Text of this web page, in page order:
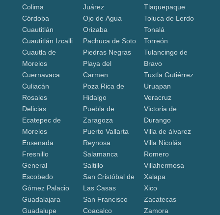
Colima
Córdoba
Cuautitlán
Cuautitlán Izcalli
Cuautla de
Morelos
Cuernavaca
Culiacán
Rosales
Delicias
Ecatepec de
Morelos
Ensenada
Fresnillo
General
Escobedo
Gómez Palacio
Guadalajara
Guadalupe
Juárez
Ojo de Agua
Orizaba
Pachuca de Soto
Piedras Negras
Playa del
Carmen
Poza Rica de
Hidalgo
Puebla de
Zaragoza
Puerto Vallarta
Reynosa
Salamanca
Saltillo
San Cristóbal de
Las Casas
San Francisco
Coacalco
Tlaquepaque
Toluca de Lerdo
Tonalá
Torreón
Tulancingo de
Bravo
Tuxtla Gutiérrez
Uruapan
Veracruz
Victoria de
Durango
Villa de álvarez
Villa Nicolás
Romero
Villahermosa
Xalapa
Xico
Zacatecas
Zamora